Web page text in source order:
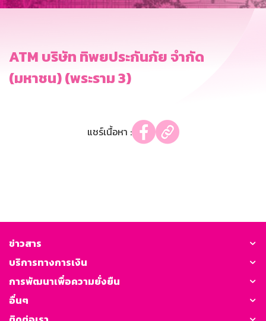
บริการออนไลน์
GSB Society
ATM บริษัท ทิพยประกันภัย จำกัด
(มหาชน) (พระราม 3)
แชร์เนื้อหา :
ข่าวสาร
บริการทางการเงิน
การพัฒนาเพื่อความยั่งยืน
อื่นๆ